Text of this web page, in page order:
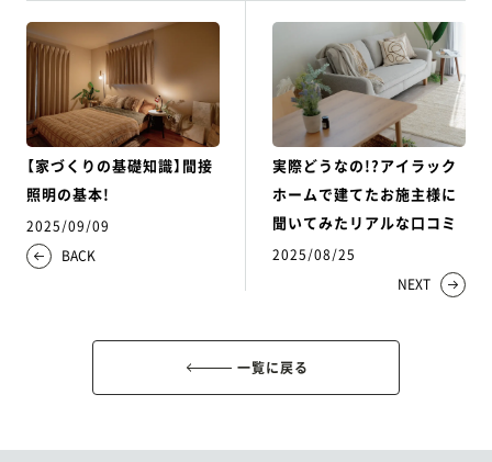
【家づくりの基礎知識】間接
照明の基本!
2025/09/09
BACK
実際どうなの!?アイラック
ホームで建てたお施主様に
聞いてみたリアルな口コミ
2025/08/25
NEXT
一覧に戻る